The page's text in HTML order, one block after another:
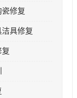
瓷修复
具修复
复